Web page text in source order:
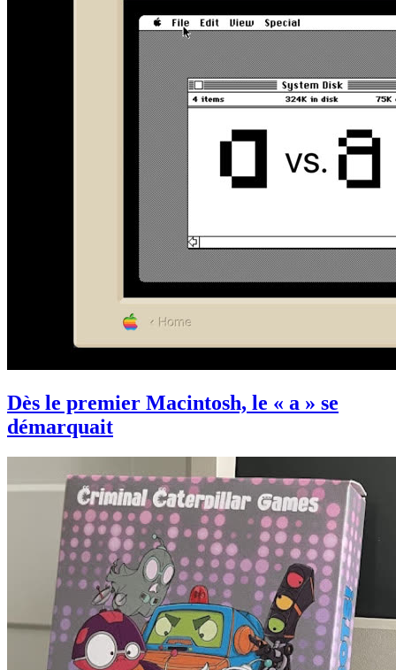
Dès le premier Macintosh, le « a » se
démarquait